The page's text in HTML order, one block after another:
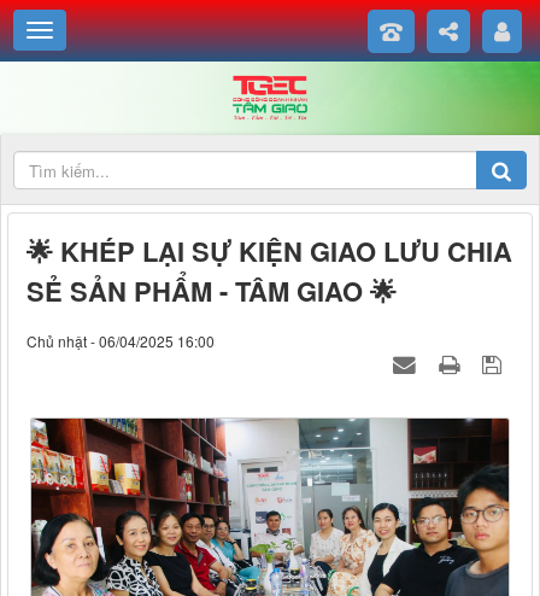
🌟 KHÉP LẠI SỰ KIỆN GIAO LƯU CHIA
SẺ SẢN PHẨM - TÂM GIAO 🌟
Chủ nhật - 06/04/2025 16:00